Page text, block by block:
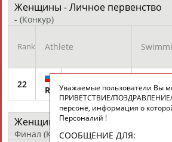
Женщины - Личное первенство
- (Конкур)
Rank Athlete
22
RUS
Gulnaz
317
Женщины - Личное первенство
Финал (Комбинация бег/стрельба)
Уважаемые пользователи Вы
ПРИВЕТСТВИЕ/
персоне, информация о
Персоналий !
СООБЩЕНИЕ ДЛЯ: